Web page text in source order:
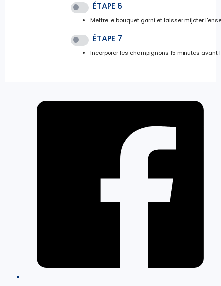
ÉTAPE 6
Mettre le bouquet garni et laisser mijoter
ÉTAPE 7
Incorporer les champignons 15 minutes avant